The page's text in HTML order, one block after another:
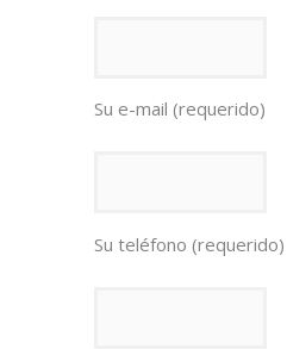
Su e-mail (requerido)
Su teléfono (requerido)